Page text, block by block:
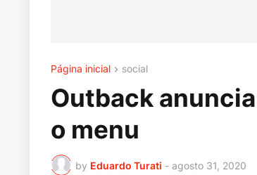
Página inicial social
Outback
o menu
by Eduardo Turati - agosto 31, 2020